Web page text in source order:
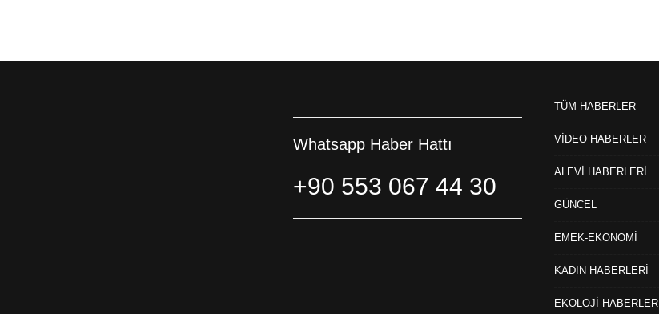
Whatsapp Haber Hattı
+90 553 067 44 30
TÜM HABERLER
VİDEO HABERLER
ALEVİ HABERLERİ
GÜNCEL
EMEK-EKONOMİ
KADIN HABERLERİ
EKOLOJİ HABERLERİ